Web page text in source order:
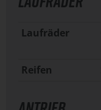
Laufräder
Reifen